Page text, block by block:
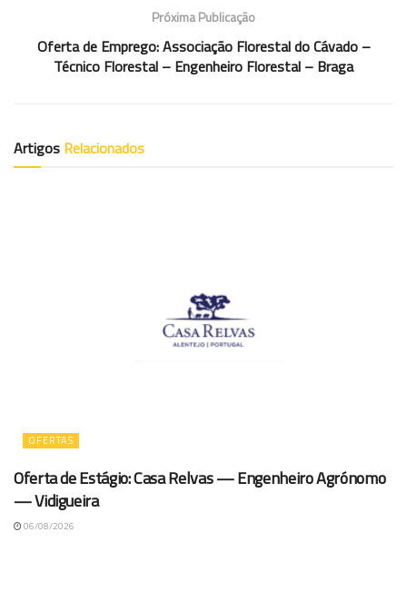
Próxima Publicação
Oferta de Emprego: Associação Florestal do Cávado –
Técnico Florestal – Engenheiro Florestal – Braga
Artigos Relacionados
OFERTAS
Oferta de Estágio: Casa Relvas — Engenheiro Agrónomo
— Vidigueira
06/08/2026